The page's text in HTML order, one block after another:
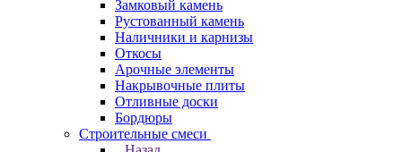
Замковый камень
Рустованный камень
Наличники и карнизы
Откосы
Арочные элементы
Накрывочные плиты
Отливные доски
Бордюры
Строительные смеси